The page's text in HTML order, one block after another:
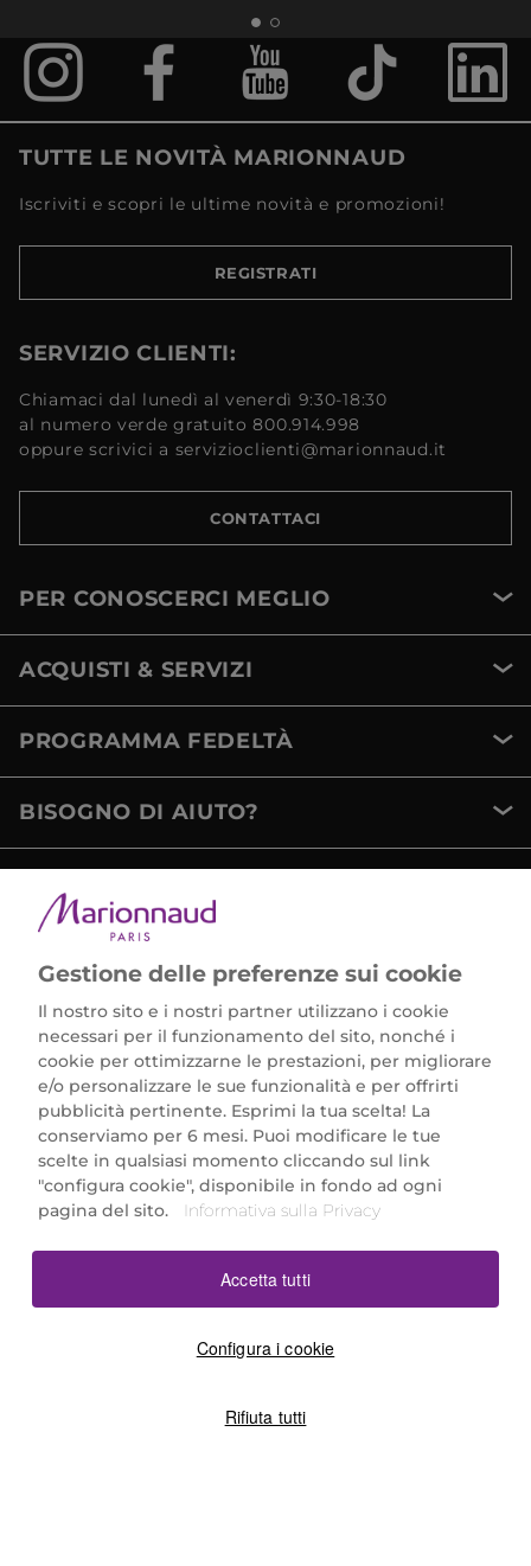
TUTTE LE NOVITÀ MARIONNAUD
Iscriviti e scopri le ultime novità e promozioni!
REGISTRATI
SERVIZIO CLIENTI:
Chiamaci dal lunedì al venerdì 9:30-18:30
al numero verde gratuito 800.914.998
oppure scrivici a servizioclienti@marionnaud.it
CONTATTACI
PER CONOSCERCI MEGLIO
ACQUISTI & SERVIZI
PROGRAMMA FEDELTÀ
BISOGNO DI AIUTO?
Marionnaud Parfumeries Italia S.r.l.
Largo Fiera Milano 5, 20017 Rho (MI)
REA Milano 1650024 con P.IVA 13425220152.
SCARICA LA NOSTRA APP
Gestione delle preferenze sui cookie
Il nostro sito e i nostri partner utilizzano i cookie
necessari per il funzionamento del sito, nonché i
cookie per ottimizzarne le prestazioni, per migliorare
e/o personalizzare le sue funzionalità e per offrirti
pubblicità pertinente. Esprimi la tua scelta! La
conserviamo per 6 mesi. Puoi modificare le tue
scelte in qualsiasi momento cliccando sul link
"configura cookie", disponibile in fondo ad ogni
pagina del sito.
Informativa sulla Privacy
Configura i cookie
Rifiuta tutti
Accetta tutti